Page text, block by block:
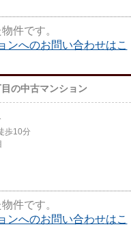
件です。
ンへのお問い合わせはこ
の中古マンション
歩10分
件です。
ンへのお問い合わせはこ